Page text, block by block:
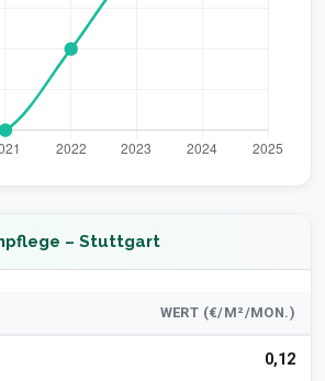
– Stuttgart
WERT (€/M²/MON.)
0,12